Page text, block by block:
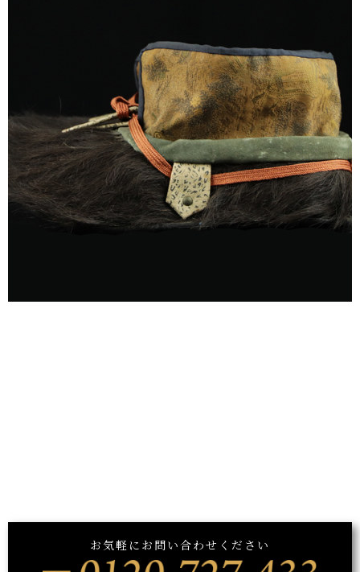
お気軽にお問い合わせください